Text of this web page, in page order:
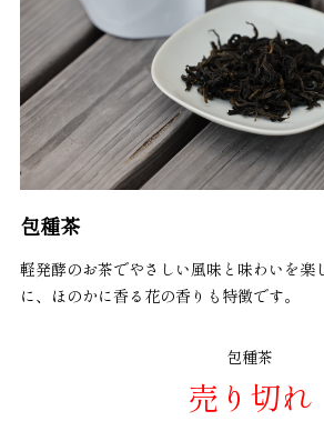
包種茶
軽発酵のお茶でやさしい風味と味わいを楽
に、ほのかに香る花の香りも特徴です。
包種茶
売り切れ